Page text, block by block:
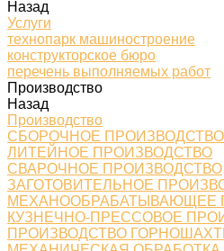
Назад
Услуги
технопарк машиностроение
конструкторское бюро
перечень выполняемых работ
Производство
Назад
Производство
СБОРОЧНОЕ ПРОИЗВОДСТВО
ЛИТЕЙНОЕ ПРОИЗВОДСТВО
СВАРОЧНОЕ ПРОИЗВОДСТВО
ЗАГОТОВИТЕЛЬНОЕ
МЕХАНООБРАБАТЫВАЮЩЕЕ
КУЗНЕЧНО-ПРЕССОВОЕ
ПРОИЗВОДСТВО